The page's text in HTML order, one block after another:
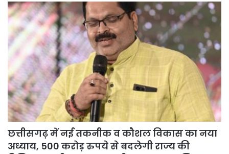
छत्तीसगढ़ में नई तकनीक व कौशल विकास का नया
अध्याय, 500 करोड़ रुपये से बदलेगी राज्य की